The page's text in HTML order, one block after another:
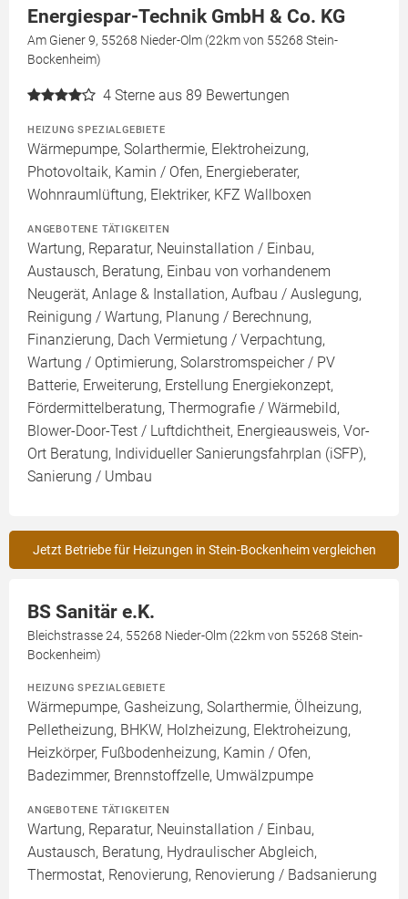
Energiespar-Technik GmbH & Co. KG
Am Giener 9, 55268 Nieder-Olm (22km von 55268 Stein-
Bockenheim)
4 Sterne aus 89 Bewertungen
HEIZUNG SPEZIALGEBIETE
Wärmepumpe, Solarthermie, Elektroheizung,
Photovoltaik, Kamin / Ofen, Energieberater,
Wohnraumlüftung, Elektriker, KFZ Wallboxen
ANGEBOTENE TÄTIGKEITEN
Wartung, Reparatur, Neuinstallation / Einbau,
Austausch, Beratung, Einbau von vorhandenem
Neugerät, Anlage & Installation, Aufbau / Auslegung,
Reinigung / Wartung, Planung / Berechnung,
Finanzierung, Dach Vermietung / Verpachtung,
Wartung / Optimierung, Solarstromspeicher / PV
Batterie, Erweiterung, Erstellung Energiekonzept,
Fördermittelberatung, Thermografie / Wärmebild,
Blower-Door-Test / Luftdichtheit, Energieausweis, Vor-
Ort Beratung, Individueller Sanierungsfahrplan (iSFP),
Sanierung / Umbau
Jetzt Betriebe für Heizungen in Stein-Bockenheim vergleichen
BS Sanitär e.K.
Bleichstrasse 24, 55268 Nieder-Olm (22km von 55268 Stein-
Bockenheim)
HEIZUNG SPEZIALGEBIETE
Wärmepumpe, Gasheizung, Solarthermie, Ölheizung,
Pelletheizung, BHKW, Holzheizung, Elektroheizung,
Heizkörper, Fußbodenheizung, Kamin / Ofen,
Badezimmer, Brennstoffzelle, Umwälzpumpe
ANGEBOTENE TÄTIGKEITEN
Wartung, Reparatur, Neuinstallation / Einbau,
Austausch, Beratung, Hydraulischer Abgleich,
Thermostat, Renovierung, Renovierung / Badsanierung